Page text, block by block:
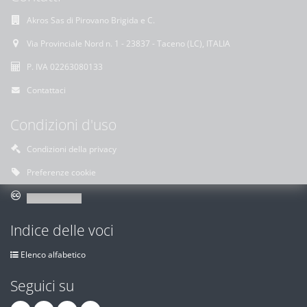
Akros Sas di Pirovano Brigida e C.
Via Provinciale Nord n. 1 - 23837 - Taceno (LC), ITALIA
P. IVA 02263080133
Contattaci
Condizioni d'uso
Condizioni della privacy
Preferenze cookie
Indice delle voci
Elenco alfabetico
Seguici su